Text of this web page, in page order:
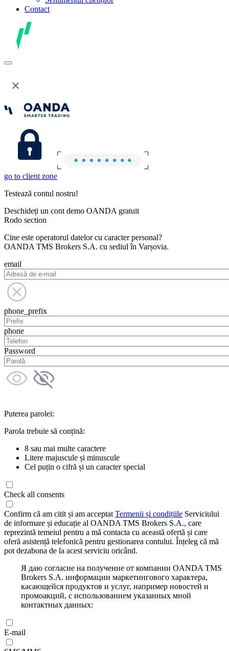
Contact
go to client zone
Testează contul nostru!
Deschideți un cont demo OANDA gratuit
Rodo section
Cine este operatorul datelor cu caracter personal?
OANDA TMS Brokers S.A. cu sediul în Varșovia.
email
phone_prefix
phone
Password
Puterea parolei:
Parola trebuie să conțină:
8 sau mai multe caractere
Litere majuscule și minuscule
Cel puțin o cifră și un caracter special
Check all consents
Confirm că am citit și am acceptat Termenii și condițiile Serviciului
de informare și educație al OANDA TMS Brokers S.A., care
reprezintă temeiul pentru a mă contacta cu această ofertă și care
oferă asistență telefonică pentru gestionarea contului. Înțeleg că mă
pot dezabona de la acest serviciu oricând.
Я даю согласие на получение от компании OANDA TMS
Brokers S.A. информации маркетингового характера,
касающейся продуктов и услуг, например новостей и
промоакций, с использованием указанных мной
контактных данных:
E-mail